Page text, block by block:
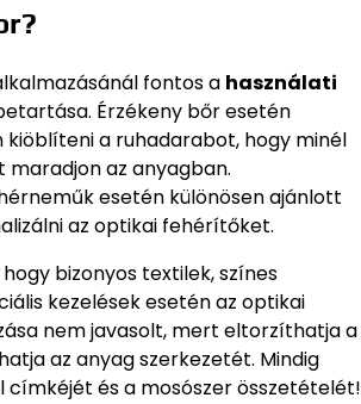
fontos a használati
Érzékeny bőr esetén
kiöblíteni a ruhadarabot, hogy minél
maradjon az anyagban.
esetén különösen ajánlott
az optikai fehérítőket.
bizonyos textilek, színes
kezelések esetén az optikai
nem javasolt, mert eltorzíthatja a
az anyag szerkezetét. Mindig
címkéjét és a mosószer összetételét!